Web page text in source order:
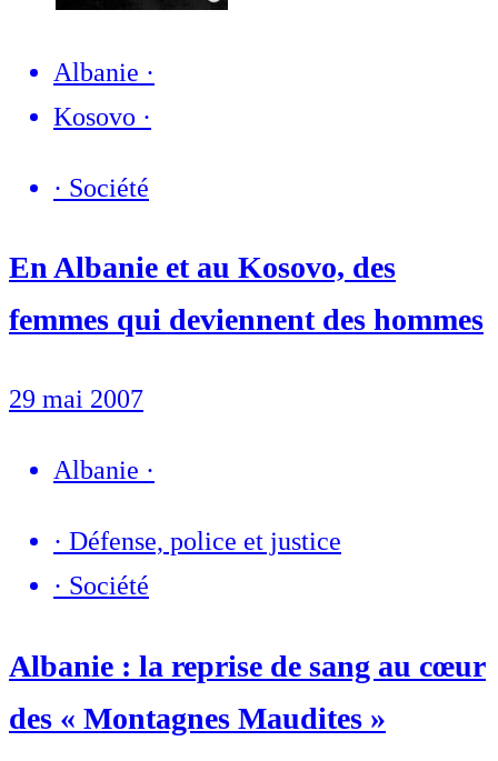
Albanie ·
Kosovo ·
· Société
En Albanie et au Kosovo, des
femmes qui deviennent des hommes
29 mai 2007
Albanie ·
· Défense, police et justice
· Société
Albanie : la reprise de sang au cœur
des « Montagnes Maudites »